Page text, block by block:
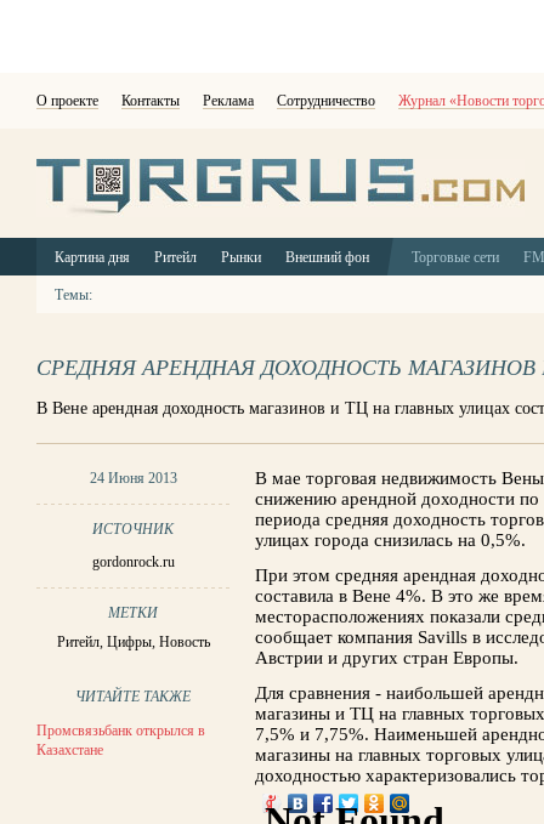
О проекте Контакты Реклама Сотрудничество Журнал «Новости
Картина дня Ритейл Рынки Внешний фон Торговые сети
Темы:
СРЕДНЯЯ АРЕНДНАЯ ДОХОДНОСТЬ МАГАЗИНОВ
В Вене арендная доходность магазинов и ТЦ на главных улицах
24 Июня 2013
ИСТОЧНИК
gordonrock.ru
МЕТКИ
Ритейл, Цифры, Новость
ЧИТАЙТЕ ТАКЖЕ
Промсвязьбанк открылся в
Казахстане
В мае торговая недвижимость
снижению арендной доходности
периода средняя доходность
улицах города снизилась на 0,5%.
При этом средняя арендная
составила в Вене 4%. В это же
месторасположениях показали
сообщает компания Sаvills в
Австрии и других стран Европы.
Для сравнения - наибольшей
магазины и ТЦ на главных
7,5% и 7,75%. Наименьшей
магазины на главных торговых
доходностью характеризовались